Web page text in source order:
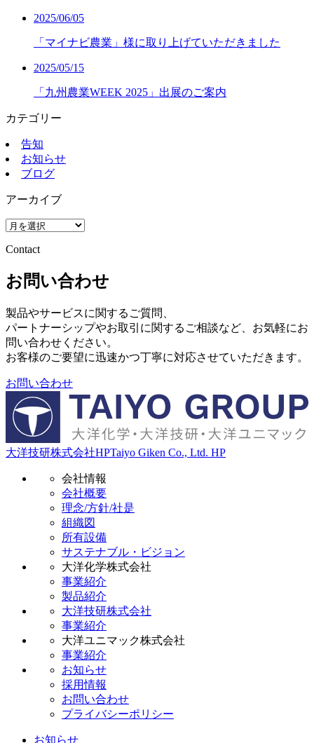
2025/06/05
「マイナビ農業」様に取り上げていただきました
2025/05/15
「九州農業WEEK 2025」出展のご案内
カテゴリー
告知
お知らせ
ブログ
アーカイブ
Contact
お問い合わせ
製品やサービスに関するご質問、
パートナーシップやお取引に関するご相談など、お気軽にお
問い合わせください。
お客様のご要望に迅速かつ丁寧に対応させていただきます。
お問い合わせ
大洋技研株式会社HPTaiyo Giken Co., Ltd. HP
会社情報
会社概要
理念/方針/社是
組織図
所有設備
サステナブル・ビジョン
大洋化学株式会社
事業紹介
製品紹介
大洋技研株式会社
事業紹介
大洋ユニマック株式会社
事業紹介
お知らせ
採用情報
お問い合わせ
プライバシーポリシー
お知らせ